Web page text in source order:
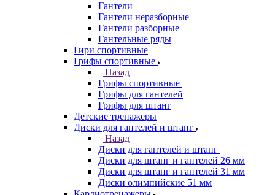
Гантели
Гантели неразборные
Гантели разборные
Гантельные ряды
Гири спортивные
Грифы спортивные
Назад
Грифы спортивные
Грифы для гантелей
Грифы для штанг
Детские тренажеры
Диски для гантелей и штанг
Назад
Диски для гантелей и штанг
Диски для штанг и гантелей 26 мм
Диски для штанг и гантелей 31 мм
Диски олимпийские 51 мм